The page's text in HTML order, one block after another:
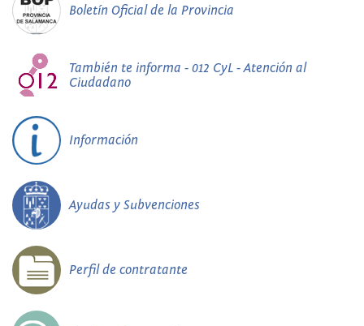
Boletín Oficial de la Provincia
También te informa - 012 CyL - Atención al
Ciudadano
Información
Ayudas y Subvenciones
Perfil de contratante